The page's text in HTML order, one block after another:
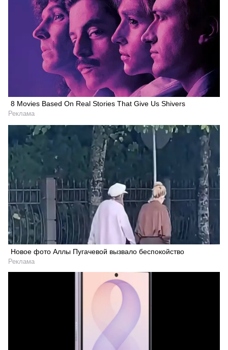
8 Movies Based On Real Stories That Give Us Shivers
Реклама
Новое фото Аллы Пугачевой вызвало беспокойство
Реклама